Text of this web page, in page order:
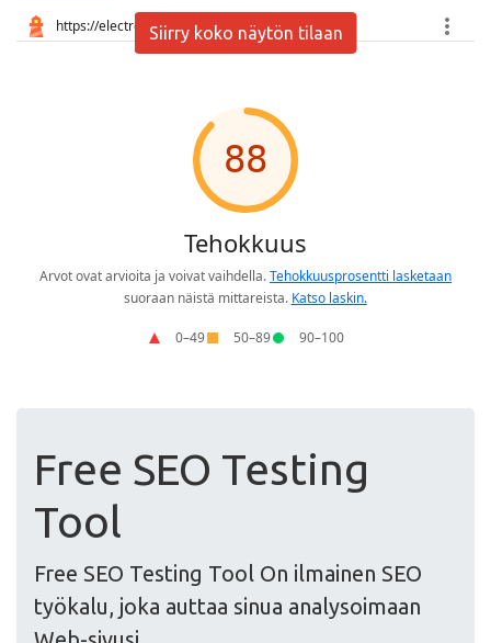
Siirry koko näytön tilaan
Free SEO Testing
Tool
Free SEO Testing Tool On ilmainen SEO
työkalu, joka auttaa sinua analysoimaan